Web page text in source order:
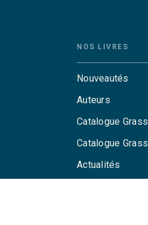
NOS LIVRES
Nouveautés
Auteurs
Catalogue
Catalogue
Actualités